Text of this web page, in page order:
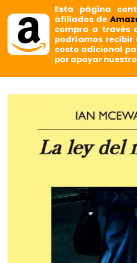
Esta página
afiliados de
compra a través
podríamos recibir
costo adicional
por apoyar